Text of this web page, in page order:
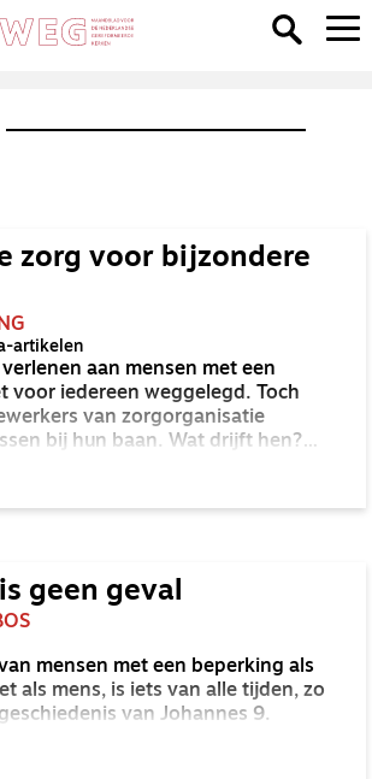
zorg voor bijzondere
artikelen
aan mensen met een
voor iedereen weggelegd. Toch
van zorgorganisatie
bij hun baan. Wat drijft hen?
eigen puzzeltje.’
geen geval
mensen met een beperking als
als mens, is iets van alle tijden, zo
van Johannes 9.